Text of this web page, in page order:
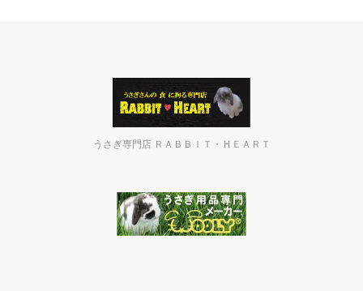
うさぎ専門店 ＲＡＢＢＩＴ・ＨＥＡＲＴ